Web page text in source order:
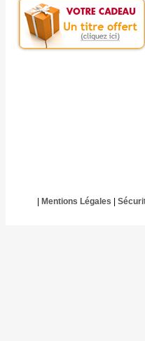
Mentions Légales